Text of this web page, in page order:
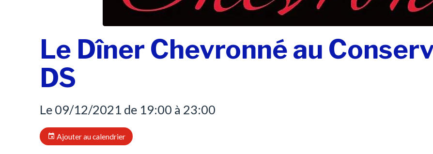
Le Dîner Chevronné au
DS
Le 09/12/2021 de 19:00 à 23:00
Ajouter au calendrier